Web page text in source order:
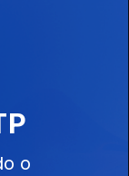
o